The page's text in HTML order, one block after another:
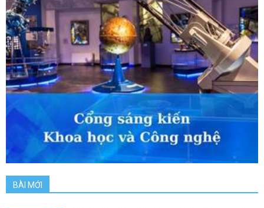
BÀI MỚI